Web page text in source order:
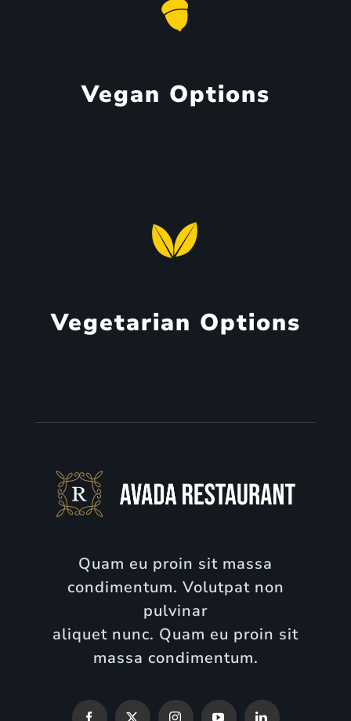
Vegan Options
Vegetarian Options
Quam eu proin sit massa
condimentum. Volutpat non
pulvinar
aliquet nunc. Quam eu proin sit
massa condimentum.